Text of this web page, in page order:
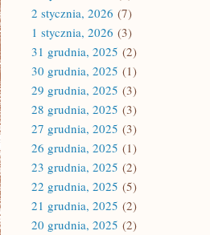
2 stycznia, 2026 (7)
1 stycznia, 2026 (3)
31 grudnia, 2025 (2)
30 grudnia, 2025 (1)
29 grudnia, 2025 (3)
28 grudnia, 2025 (3)
27 grudnia, 2025 (3)
26 grudnia, 2025 (1)
23 grudnia, 2025 (2)
22 grudnia, 2025 (5)
21 grudnia, 2025 (2)
20 grudnia, 2025 (2)